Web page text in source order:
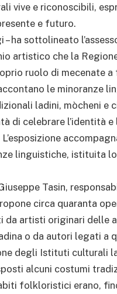
vive e riconoscibili,
e futuro.
ha sottolineato
artistico che la
ruolo di mecenate
le minoranze
ladini, mòcheni e
di celebrare l’identità e
linguistiche, istituita
Tasin,
circa quaranta
da artisti originari delle
o da autori legati a
degli Istituti culturali
alcuni costumi
folkloristici erano,